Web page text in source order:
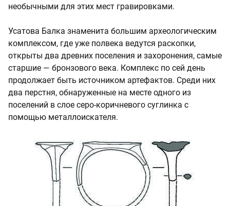
необычными для этих мест гравировками.
Усатова Балка знаменита большим археологическим
комплексом, где уже полвека ведутся раскопки,
открыты два древних поселения и захоронения, самые
старшие — бронзового века. Комплекс по сей день
продолжает быть источником артефактов. Среди них
два перстня, обнаруженные на месте одного из
поселений в слое серо-коричневого суглинка с
помощью металлоискателя.